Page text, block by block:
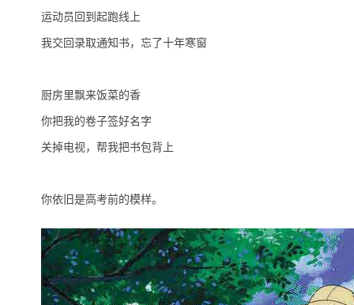
运动员回到起跑线上
我交回录取通知书，忘了十年寒窗
厨房里飘来饭菜的香
你把我的卷子签好名字
关掉电视，帮我把书包背上
你依旧是高考前的模样。